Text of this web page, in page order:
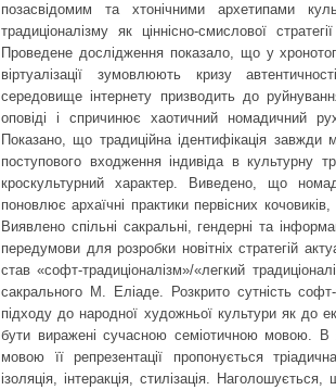
позасвідомим та хтонічними архетипами
традиціоналізму як ціннісно-смислової
Проведене дослідження показало, що у
віртуалізації зумовлюють кризу
середовище інтернету призводить до
оповіді і спричинює хаотичний номадичний
Показано, що традиційна ідентифікація
поступового входження індивіда в культурну
кроскультурний характер. Виведено, що
поновлює архаїчні практики первісних
Виявлено спільні сакральні, гендерні та
передумови для розробки новітніх стратегій
став «софт-традиціоналізм»/«легкий
сакрального М. Еліаде. Розкрито сутність софт-
підходу до народної художньої культури як до
бути виражені сучасною семіотичною мовою. В
мовою її репрезентації пропонується
ізоляція, інтеракція, стилізація.